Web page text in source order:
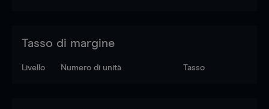
Tasso di margine
Livello Numero di unità Tasso